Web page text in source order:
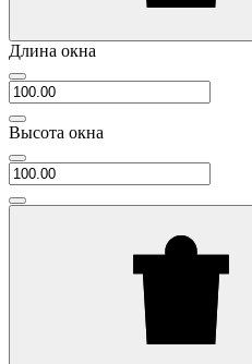
Длина окна
Высота окна